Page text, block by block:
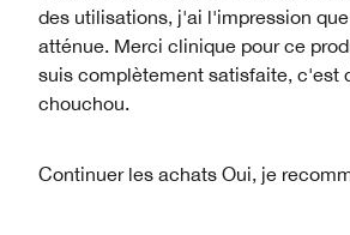
des utilisations, j'ai l'impression
atténue. Merci clinique pour ce
suis complètement satisfaite, c'est
chouchou.
Continuer les achats Oui, je